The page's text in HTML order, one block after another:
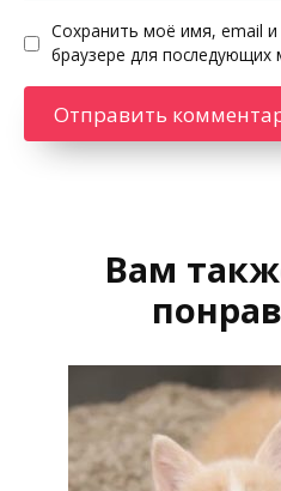
Сохранить моё имя, email и
браузере для
Вам